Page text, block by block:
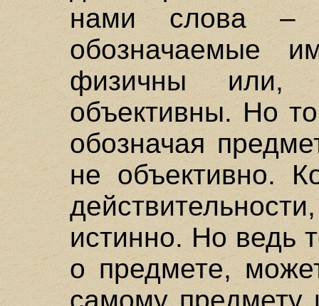
нами слова –
обозначаемые
физичны или,
объективны. Но
обозначая
не объективно.
истинно. Но ведь
о предмете,